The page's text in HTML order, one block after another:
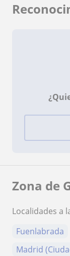
Zona de
Localidades a
Fuenlabrada
Madrid